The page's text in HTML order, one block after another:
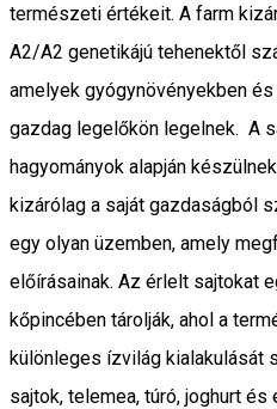
természeti értékeit. A farm
A2/A2 genetikájú tehenektől
amelyek gyógynövényekben
gazdag legelőkön legelnek. A
hagyományok alapján
kizárólag a saját gazdaságból
egy olyan üzemben, amely
előírásainak. Az érlelt sajtokat
kőpincében tárolják, ahol a
különleges ízvilág kialakulását
sajtok, telemea, túró, joghurt